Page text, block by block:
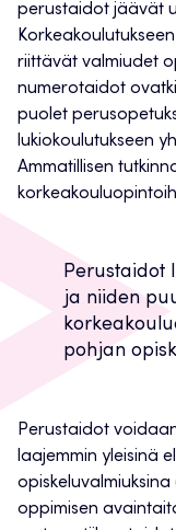
perustaidot jäävät
riittävät valmiudet
numerotaidot
puolet
lukiokoulutukseen
Ammatillisen
Perustaidot
ja niiden
pohjan
Perustaidot
laajemmin yleisinä
opiskeluvalmiuksina
oppimisen